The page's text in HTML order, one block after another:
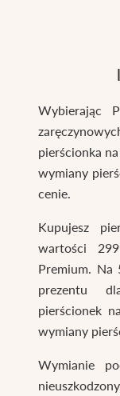
Wybierając
pierścionka
wymiany
cenie.
Kupujesz
wartości
Premium. Na
prezentu
pierścionek
wymiany
Wymianie